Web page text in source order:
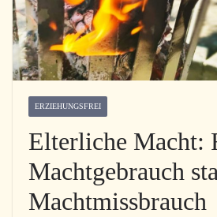
ERZIEHUNGSFREI
Elterliche Macht:
Machtgebrauch
Machtmissbrauch